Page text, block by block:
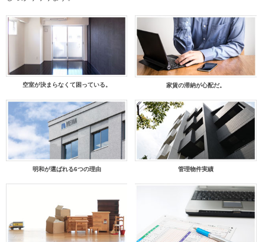
空室が決まらなくて困っている。 家賃の滞納が心配だ。
明和が選ばれる6つの理由 管理物件実績